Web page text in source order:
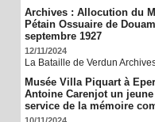
Archives : Allocution du
Pétain Ossuaire de
septembre 1927
12/11/2024
La Bataille de Verdun
Musée Villa Piquart à
Antoine Carenjot un
service de la mémoire